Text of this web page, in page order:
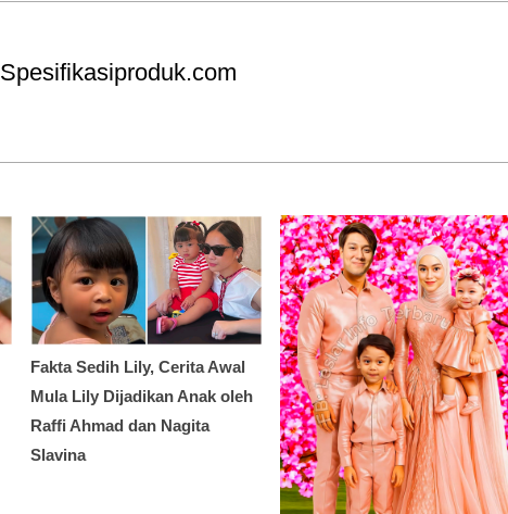
Spesifikasiproduk.com
Fakta Sedih Lily, Cerita Awal
Mula Lily Dijadikan Anak oleh
Raffi Ahmad dan Nagita
Slavina